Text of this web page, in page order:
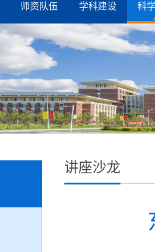
师资队伍 学科建设 科
讲座沙龙